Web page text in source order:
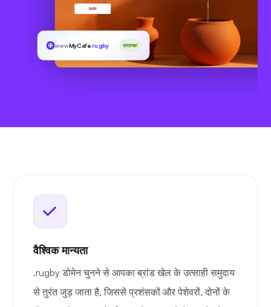
wwwMyCafe.rugby उपलब्ध!
वैश्विक मान्यता
.rugby डोमेन चुनने से आपका ब्रांड खेल के उत्साही समुदाय
से तुरंत जुड़ जाता है, जिससे प्रशंसकों और पेशेवरों, दोनों के